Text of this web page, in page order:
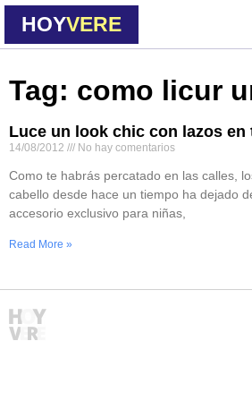
HOYVERE
Tag: como licur
Luce un look chic con lazos en
14/08/2012 No hay comentarios
Como te habrás percatado en las calles,
cabello desde hace un tiempo ha dejado
accesorio exclusivo para niñas,
Read More »